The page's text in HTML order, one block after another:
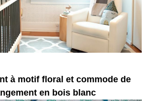
à motif floral et commode de
en bois blanc